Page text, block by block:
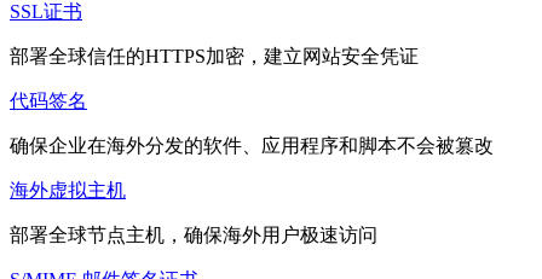
SSL证书
部署全球信任的HTTPS加密，建立网站安全凭证
代码签名
确保企业在海外分发的软件、应用程序和脚本不会被篡改
海外虚拟主机
部署全球节点主机，确保海外用户极速访问